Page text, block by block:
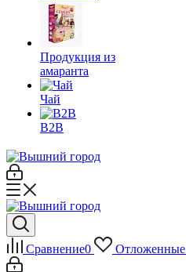
Продукция из
амаранта
Чай
B2B
Сравнение0 Отложенные